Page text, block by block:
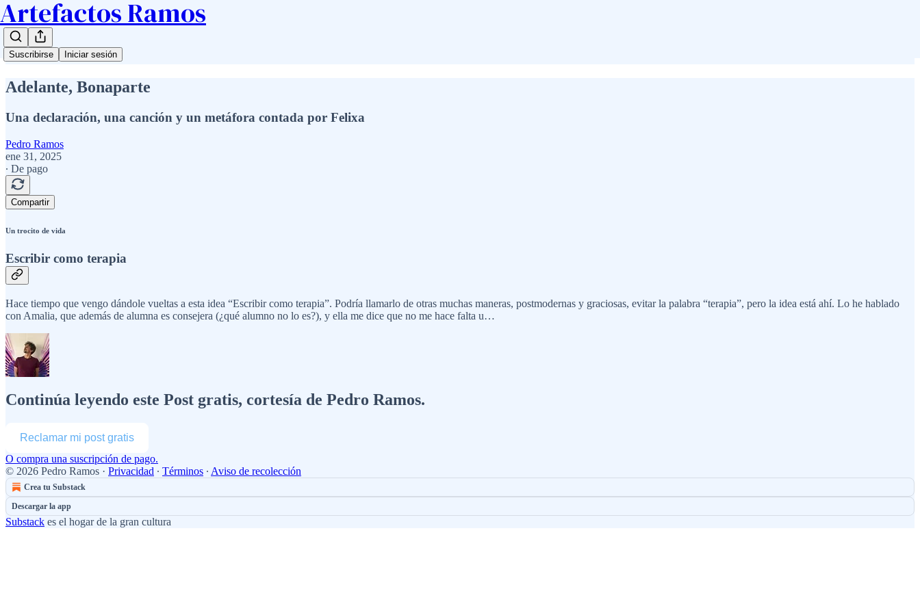
Artefactos Ramos
Suscribirse Iniciar sesión
Adelante, Bonaparte
Una declaración, una canción y un metáfora contada por Felixa
Pedro Ramos
ene 31, 2025
∙ De pago
Compartir
Un trocito de vida
Escribir como terapia
Hace tiempo que vengo dándole vueltas a esta idea “Escribir como terapia”. Podría llamarlo de otras muchas maneras, postmodernas y graciosas, evitar la palabra “terapia”, pero la idea está ahí. Lo he hablado
con Amalia, que además de alumna es consejera (¿qué alumno no lo es?), y ella me dice que no me hace falta u…
Continúa leyendo este Post gratis, cortesía de Pedro Ramos.
Reclamar mi post gratis
O compra una suscripción de pago.
© 2026 Pedro Ramos · Privacidad ∙ Términos ∙ Aviso de recolección
Crea tu Substack
Descargar la app
Substack es el hogar de la gran cultura